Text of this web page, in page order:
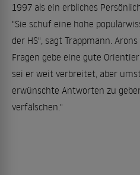
1997 als ein erbliches
"Sie schuf eine hohe
der HS", sagt Trappmann.
Fragen gebe eine gute
sei er weit verbreitet, aber
erwünschte Antworten zu
verfälschen."